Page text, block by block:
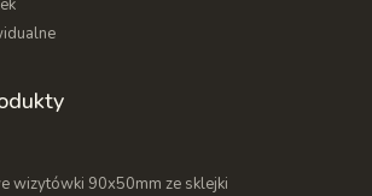
wizytówki 90x50mm ze sklejki